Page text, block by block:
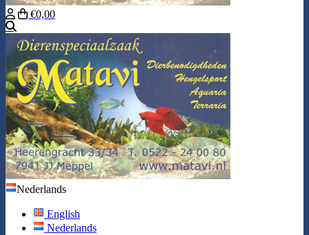
€0,00
Nederlands
English
Nederlands